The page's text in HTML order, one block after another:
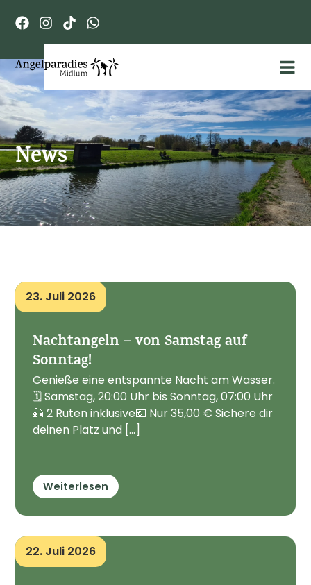
News
23. Juli 2026
Nachtangeln – von Samstag auf
Sonntag!
Genieße eine entspannte Nacht am Wasser.
🗓 Samstag, 20:00 Uhr bis Sonntag, 07:00 Uhr
🎣 2 Ruten inklusive💶 Nur 35,00 € Sichere dir
deinen Platz und [...]
Weiterlesen
22. Juli 2026